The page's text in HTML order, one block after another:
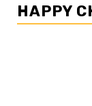
HAPPY